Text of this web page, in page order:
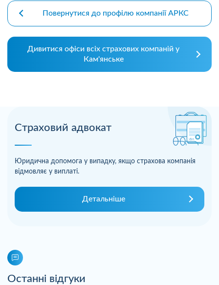
Страховий адвокат
Юридична допомога у випадку, якщо страхова компанія
відмовляє у виплаті.
Детальніше
Останні відгуки
Повернутися до профілю компанії АРКС
Дивитися офіси всіх страхових компаній у
Кам'янське